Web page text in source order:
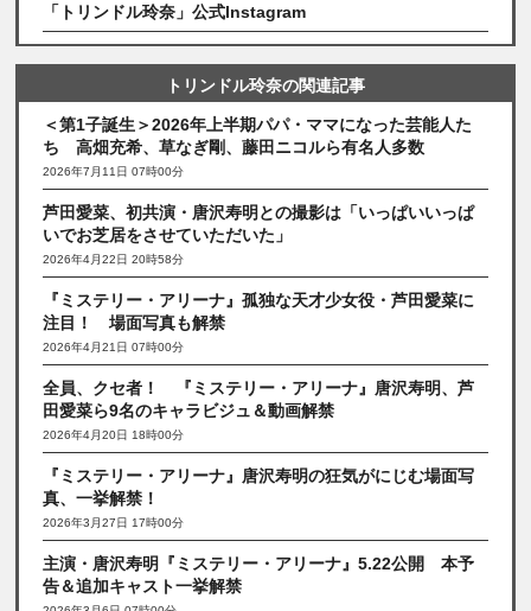
「トリンドル玲奈」公式Instagram
トリンドル玲奈の関連記事
＜第1子誕生＞2026年上半期パパ・ママになった芸能人た
ち 高畑充希、草なぎ剛、藤田ニコルら有名人多数
2026年7月11日 07時00分
芦田愛菜、初共演・唐沢寿明との撮影は「いっぱいいっぱ
いでお芝居をさせていただいた」
2026年4月22日 20時58分
『ミステリー・アリーナ』孤独な天才少女役・芦田愛菜に
注目！ 場面写真も解禁
2026年4月21日 07時00分
全員、クセ者！ 『ミステリー・アリーナ』唐沢寿明、芦
田愛菜ら9名のキャラビジュ＆動画解禁
2026年4月20日 18時00分
『ミステリー・アリーナ』唐沢寿明の狂気がにじむ場面写
真、一挙解禁！
2026年3月27日 17時00分
主演・唐沢寿明『ミステリー・アリーナ』5.22公開 本予
告＆追加キャスト一挙解禁